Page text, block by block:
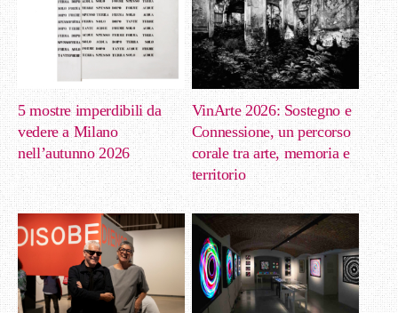
5 mostre imperdibili da
vedere a Milano
nell’autunno 2026
VinArte 2026: Sostegno e
Connessione, un percorso
corale tra arte, memoria e
territorio